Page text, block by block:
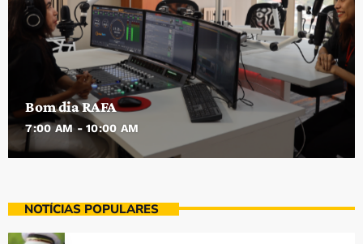
Bom dia RAFA
7:00 AM - 10:00 AM
NOTÍCIAS POPULARES